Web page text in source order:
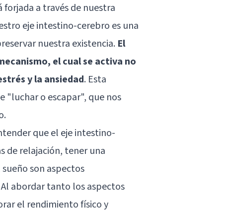
a través de nuestra
eje intestino-cerebro es una
nuestra existencia. El
el cual se activa no
y la ansiedad. Esta
"luchar o escapar", que nos
que el eje intestino-
de relajación, tener una
son aspectos
abordar tanto los aspectos
el rendimiento físico y